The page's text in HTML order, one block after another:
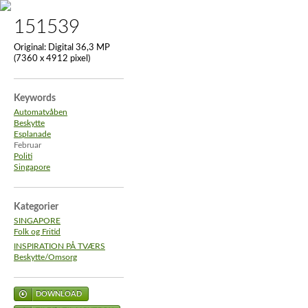
151539
Original: Digital 36,3 MP
(7360 x 4912 pixel)
Keywords
Automatvåben
Beskytte
Esplanade
Februar
Politi
Singapore
Kategorier
SINGAPORE
Folk og Fritid
INSPIRATION PÅ TVÆRS
Beskytte/Omsorg
DOWNLOAD